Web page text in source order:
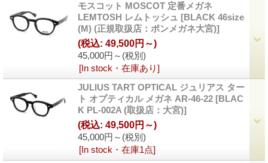
モスコット MOSCOT 定番メガネ
LEMTOSH レムトッシュ [BLACK 46size
(M) (正規取扱店：ポンメガネ大宮)]
45,000円～ (税別)
(税込: 49,500円～)
[In stock・在庫あり]
JULIUS TART OPTICAL ジュリアス ター
ト オプティカル メガネ AR-46-22 [BLAC
K PL-002A (取扱店：大宮)]
45,000円～ (税別)
(税込: 49,500円～)
[In stock・在庫1点]